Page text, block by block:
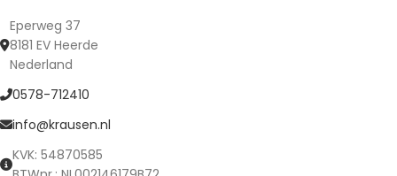
Eperweg 37
8181 EV Heerde
Nederland
0578-712410
info@krausen.nl
KVK: 54870585